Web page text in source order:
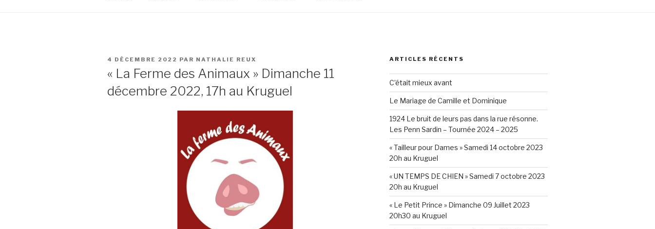
PUBLIÉ
4 DÉCEMBRE 2022 PAR NATHALIE REUX
« La Ferme des Animaux » Dimanche 11
décembre 2022, 17h au Kruguel
ARTICLES RÉCENTS
C’était mieux avant
Le Mariage de Camille et Dominique
1924 Le bruit de leurs pas dans la rue résonne.
Les Penn Sardin – Tournée 2024 – 2025
« Tailleur pour Dames » Samedi 14 octobre 2023
20h au Kruguel
« UN TEMPS DE CHIEN » Samedi 7 octobre 2023
20h au Kruguel
« Le Petit Prince » Dimanche 09 Juillet 2023
20h30 au Kruguel